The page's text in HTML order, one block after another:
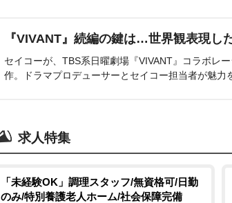
『VIVANT』続編の鍵は…世界観表現し
セイコーが、TBS系日曜劇場『VIVANT』コラボレ
作。ドラマプロデューサーとセイコー担当者が魅力
求人特集
「未経験OK」調理スタッフ/無資格可/日勤
のみ/特別養護老人ホーム/社会保障完備